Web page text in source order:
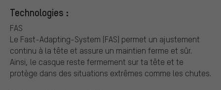
Technologies :
FAS
Le Fast-Adapting-System (FAS) permet un ajustement
continu à la tête et assure un maintien ferme et sûr.
Ainsi, le casque reste fermement sur ta tête et te
protège dans des situations extrêmes comme les chutes.